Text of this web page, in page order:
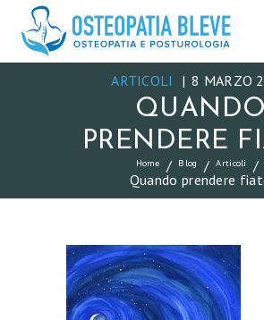
ARTICOLI 8 MARZO
QUANDO
PRENDERE
Home Blog Articoli
Quando prendere